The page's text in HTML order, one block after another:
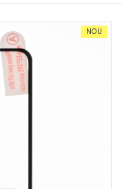
NOU